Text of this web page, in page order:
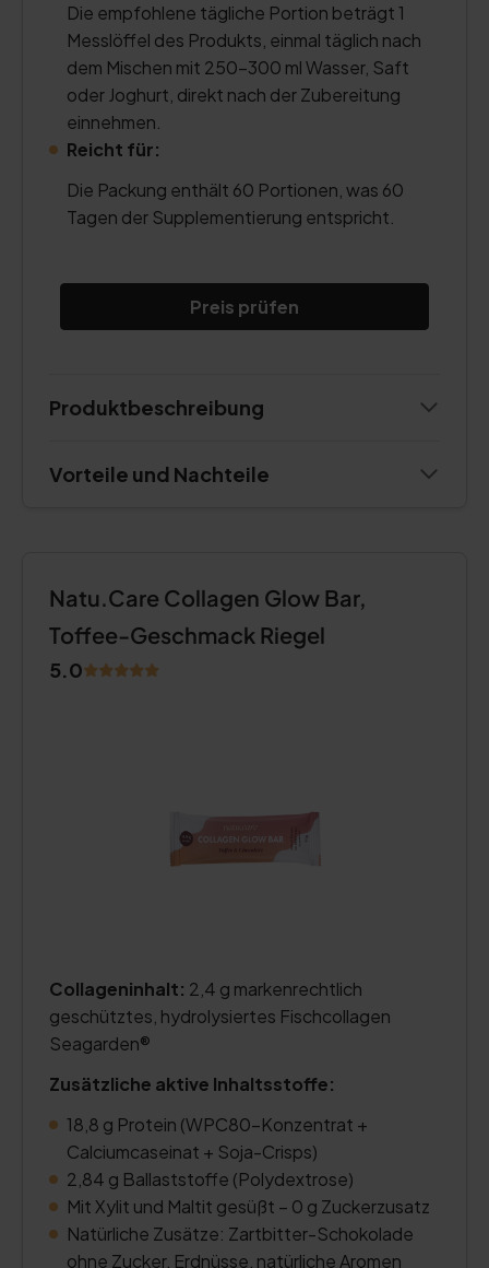
Die empfohlene tägliche Portion beträgt 1
Messlöffel des Produkts, einmal täglich nach
dem Mischen mit 250–300 ml Wasser, Saft
oder Joghurt, direkt nach der Zubereitung
einnehmen.
Reicht für:
Die Packung enthält 60 Portionen, was 60
Tagen der Supplementierung entspricht.
Preis prüfen
Produktbeschreibung
Vorteile und Nachteile
Natu.Care Collagen Glow Bar,
Toffee-Geschmack Riegel
5.0
Collageninhalt: 2,4 g markenrechtlich
geschütztes, hydrolysiertes Fischcollagen
Seagarden®
Zusätzliche aktive Inhaltsstoffe:
18,8 g Protein (WPC80-Konzentrat +
Calciumcaseinat + Soja-Crisps)
2,84 g Ballaststoffe (Polydextrose)
Mit Xylit und Maltit gesüßt – 0 g Zuckerzusatz
Natürliche Zusätze: Zartbitter-Schokolade
ohne Zucker, Erdnüsse, natürliche Aromen